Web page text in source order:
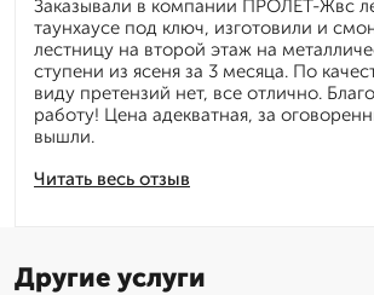
Читать весь отзыв
Заказывали в компании ПРОЛЁТ-Жвс
таунхаусе под ключ, изготовили и
лестницу на второй этаж на
ступени из ясеня за 3 месяца. По
виду претензий нет, все отлично.
работу! Цена адекватная, за
вышли.
Другие услуги